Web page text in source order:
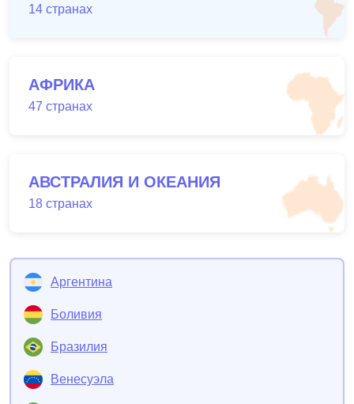
14 странах
АФРИКА
47 странах
АВСТРАЛИЯ И ОКЕАНИЯ
18 странах
Аргентина
Боливия
Бразилия
Венесуэла